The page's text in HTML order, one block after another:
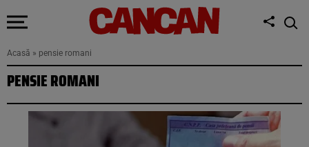
Acasă » pensie romani
PENSIE ROMANI